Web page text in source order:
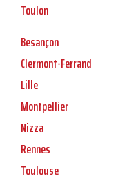
Toulon
Besançon
Clermont-Ferrand
Lille
Montpellier
Nizza
Rennes
Toulouse